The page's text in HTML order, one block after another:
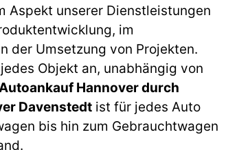
Aspekt unserer Dienstleistungen
im
der Umsetzung von Projekten.
Objekt an, unabhängig von
Autoankauf Hannover durch
Davenstedt ist für jedes Auto
bis hin zum Gebrauchtwagen